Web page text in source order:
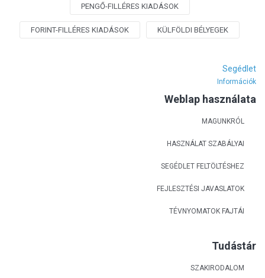
PENGŐ-FILLÉRES KIADÁSOK
FORINT-FILLÉRES KIADÁSOK KÜLFÖLDI BÉLYEGEK
Segédlet
Információk
Weblap használata
MAGUNKRÓL
HASZNÁLAT SZABÁLYAI
SEGÉDLET FELTÖLTÉSHEZ
FEJLESZTÉSI JAVASLATOK
TÉVNYOMATOK FAJTÁI
Tudástár
SZAKIRODALOM